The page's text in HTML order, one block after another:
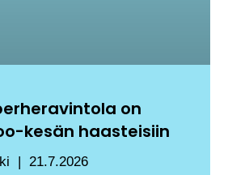
on
kesän haasteisiin
21.7.2026